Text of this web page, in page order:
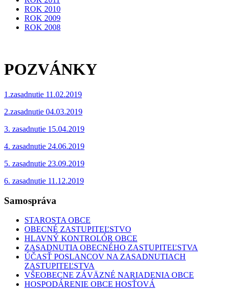
ROK 2010
ROK 2009
ROK 2008
POZVÁNKY
1.zasadnutie 11.02.2019
2.zasadnutie 04.03.2019
3. zasadnutie 15.04.2019
4. zasadnutie 24.06.2019
5. zasadnutie 23.09.2019
6. zasadnutie 11.12.2019
Samospráva
STAROSTA OBCE
OBECNÉ ZASTUPITEĽSTVO
HLAVNÝ KONTROLÓR OBCE
ZASADNUTIA OBECNÉHO ZASTUPITEĽSTVA
ÚČASŤ POSLANCOV NA ZASADNUTIACH
ZASTUPITEĽSTVA
VŠEOBECNE ZÁVÄZNÉ NARIADENIA OBCE
HOSPODÁRENIE OBCE HOSŤOVÁ